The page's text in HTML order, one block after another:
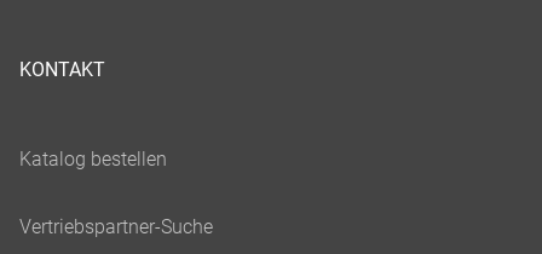
KONTAKT